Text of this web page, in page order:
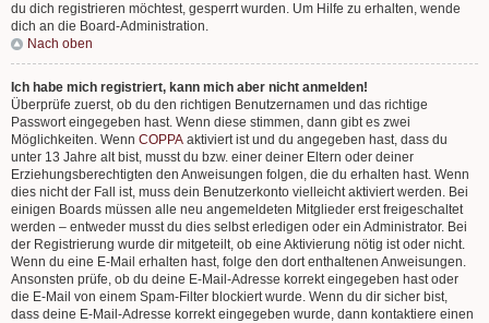
du dich registrieren möchtest, gesperrt wurden. Um Hilfe zu erhalten, wende
dich an die Board-Administration.
Nach oben
Ich habe mich registriert, kann mich aber nicht anmelden!
Überprüfe zuerst, ob du den richtigen Benutzernamen und das richtige
Passwort eingegeben hast. Wenn diese stimmen, dann gibt es zwei
Möglichkeiten. Wenn COPPA aktiviert ist und du angegeben hast, dass du
unter 13 Jahre alt bist, musst du bzw. einer deiner Eltern oder deiner
Erziehungsberechtigten den Anweisungen folgen, die du erhalten hast. Wenn
dies nicht der Fall ist, muss dein Benutzerkonto vielleicht aktiviert werden. Bei
einigen Boards müssen alle neu angemeldeten Mitglieder erst freigeschaltet
werden – entweder musst du dies selbst erledigen oder ein Administrator. Bei
der Registrierung wurde dir mitgeteilt, ob eine Aktivierung nötig ist oder nicht.
Wenn du eine E-Mail erhalten hast, folge den dort enthaltenen Anweisungen.
Ansonsten prüfe, ob du deine E-Mail-Adresse korrekt eingegeben hast oder
die E-Mail von einem Spam-Filter blockiert wurde. Wenn du dir sicher bist,
dass deine E-Mail-Adresse korrekt eingegeben wurde, dann kontaktiere einen